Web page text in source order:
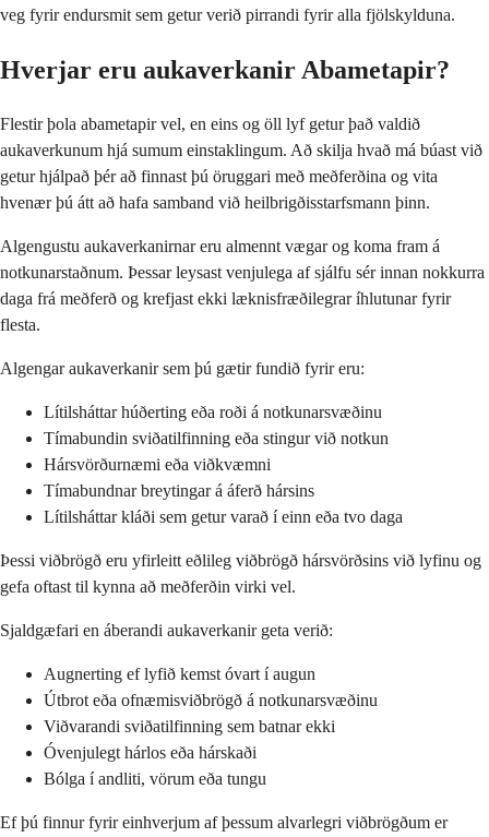
veg fyrir endursmit sem getur verið pirrandi fyrir alla fjölskylduna.
Hverjar eru aukaverkanir Abametapir?
Flestir þola abametapir vel, en eins og öll lyf getur það valdið
aukaverkunum hjá sumum einstaklingum. Að skilja hvað má búast við
getur hjálpað þér að finnast þú öruggari með meðferðina og vita
hvenær þú átt að hafa samband við heilbrigðisstarfsmann þinn.
Algengustu aukaverkanirnar eru almennt vægar og koma fram á
notkunarstaðnum. Þessar leysast venjulega af sjálfu sér innan nokkurra
daga frá meðferð og krefjast ekki læknisfræðilegrar íhlutunar fyrir
flesta.
Algengar aukaverkanir sem þú gætir fundið fyrir eru:
Lítilsháttar húðerting eða roði á notkunarsvæðinu
Tímabundin sviðatilfinning eða stingur við notkun
Hársvörðurnæmi eða viðkvæmni
Tímabundnar breytingar á áferð hársins
Lítilsháttar kláði sem getur varað í einn eða tvo daga
Þessi viðbrögð eru yfirleitt eðlileg viðbrögð hársvörðsins við lyfinu og
gefa oftast til kynna að meðferðin virki vel.
Sjaldgæfari en áberandi aukaverkanir geta verið:
Augnerting ef lyfið kemst óvart í augun
Útbrot eða ofnæmisviðbrögð á notkunarsvæðinu
Viðvarandi sviðatilfinning sem batnar ekki
Óvenjulegt hárlos eða hárskaði
Bólga í andliti, vörum eða tungu
Ef þú finnur fyrir einhverjum af þessum alvarlegri viðbrögðum er